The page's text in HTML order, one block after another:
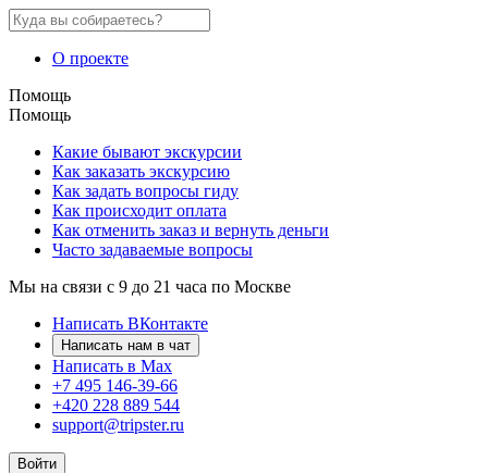
О проекте
Помощь
Помощь
Какие бывают экскурсии
Как заказать экскурсию
Как задать вопросы гиду
Как происходит оплата
Как отменить заказ и вернуть деньги
Часто задаваемые вопросы
Мы на связи с 9 до 21 часа по Москве
Написать ВКонтакте
Написать нам в чат
Написать в Max
+7 495 146-39-66
+420 228 889 544
support@tripster.ru
Войти